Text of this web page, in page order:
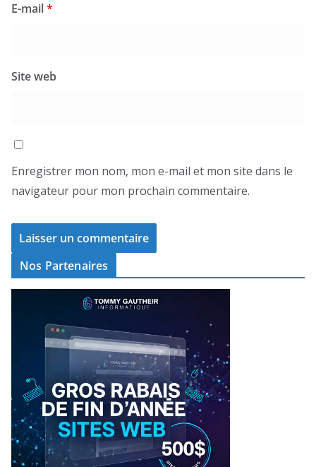
E-mail*
Site web
Enregistrer mon nom, mon e-mail et mon site dans le
navigateur pour mon prochain commentaire.
Nos Partenaires